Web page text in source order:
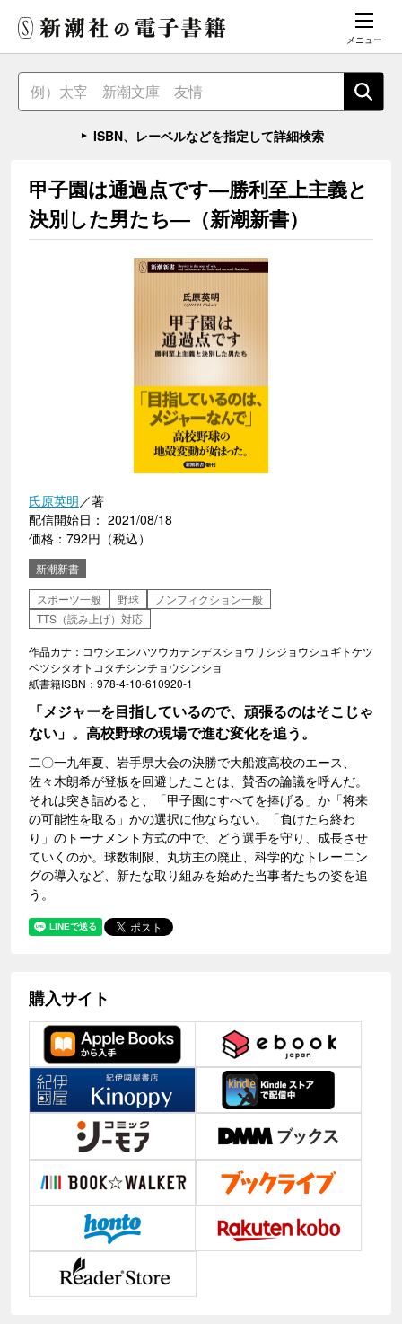
メニュー
ISBN、レーベルなどを指定して詳細検索
甲子園は通過点です―勝利至上主義と
決別した男たち―（新潮新書）
氏原英明／著
配信開始日： 2021/08/18
価格：792円（税込）
新潮新書
スポーツ一般
野球
ノンフィクション一般
TTS（読み上げ）対応
作品カナ：コウシエンハツウカテンデスショウリシジョウシュギトケツ
ベツシタオトコタチシンチョウシンショ
紙書籍ISBN：978-4-10-610920-1
「メジャーを目指しているので、頑張るのはそこじゃ
ない」。高校野球の現場で進む変化を追う。
二〇一九年夏、岩手県大会の決勝で大船渡高校のエース、
佐々木朗希が登板を回避したことは、賛否の論議を呼んだ。
それは突き詰めると、「甲子園にすべてを捧げる」か「将来
の可能性を取る」かの選択に他ならない。「負けたら終わ
り」のトーナメント方式の中で、どう選手を守り、成長させ
ていくのか。球数制限、丸坊主の廃止、科学的なトレーニン
グの導入など、新たな取り組みを始めた当事者たちの姿を追
う。
購入サイト